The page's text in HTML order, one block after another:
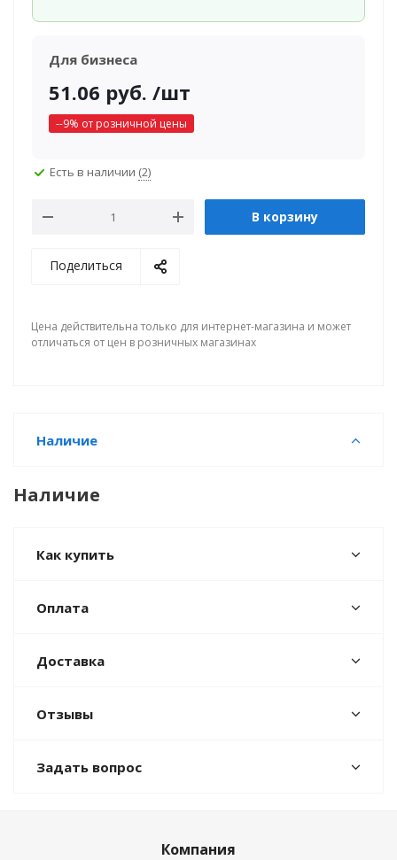
Для бизнеса
51.06 руб. /шт
--9% от розничной цены
Есть в наличии (2)
В корзину
Поделиться
Цена действительна только для интернет-магазина и может
отличаться от цен в розничных магазинах
Наличие
Наличие
Как купить
Оплата
Доставка
Отзывы
Задать вопрос
Компания